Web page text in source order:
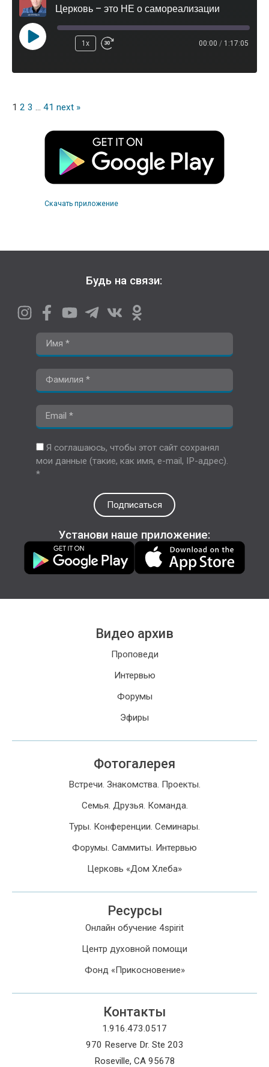
Церковь – это НЕ о самореализации
1x 00:00 / 1:17:05
1 2 3 … 41 next »
Скачать приложение
Будь на связи:
Я соглашаюсь, чтобы этот сайт сохранял
мои данные (такие, как имя, e-mail, IP-адрес).
*
Подписаться
Установи наше приложение:
Видео архив
Проповеди
Интервью
Форумы
Эфиры
Фотогалерея
Встречи. Знакомства. Проекты.
Семья. Друзья. Команда.
Туры. Конференции. Семинары.
Форумы. Саммиты. Интервью
Церковь «Дом Хлеба»
Ресурсы
Онлайн обучение 4spirit
Центр духовной помощи
Фонд «Прикосновение»
Контакты
1.916.473.0517
970 Reserve Dr. Ste 203
Roseville, CA 95678